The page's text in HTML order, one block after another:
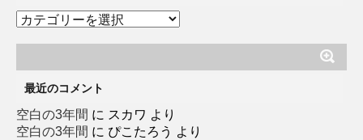
カ
リ
ー最近のコメント
空白の3年間 に スカワ より
空白の3年間 に ぴこたろう より